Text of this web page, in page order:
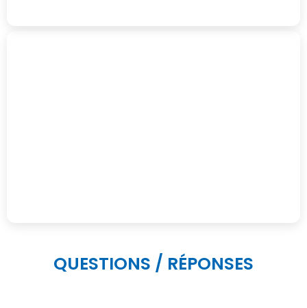
QUESTIONS / RÉPONSES